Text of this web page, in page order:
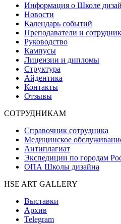
Информация о Школе
Новости
Календарь событий
Преподаватели и
Руководство
Кампусы
Лицензии и дипломы
Структура
Айдентика
Контакты
Отзывы
СОТРУДНИКАМ
Справочник сотрудника
Медицинское
Антиплагиат
Экспедиции по городам
ОПА Школы дизайна
HSE ART GALLERY
Выставки
Архив
Telegram